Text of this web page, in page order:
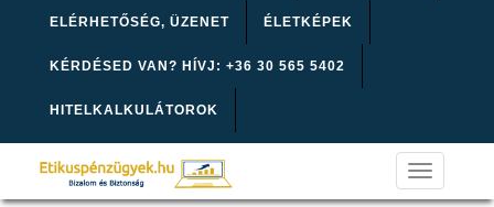
ELÉRHETŐSÉG, ÜZENET ÉLETKÉPEK
KÉRDÉSED VAN? HÍVJ: +36 30 565 5402
HITELKALKULÁTOROK
Toggle
navigation